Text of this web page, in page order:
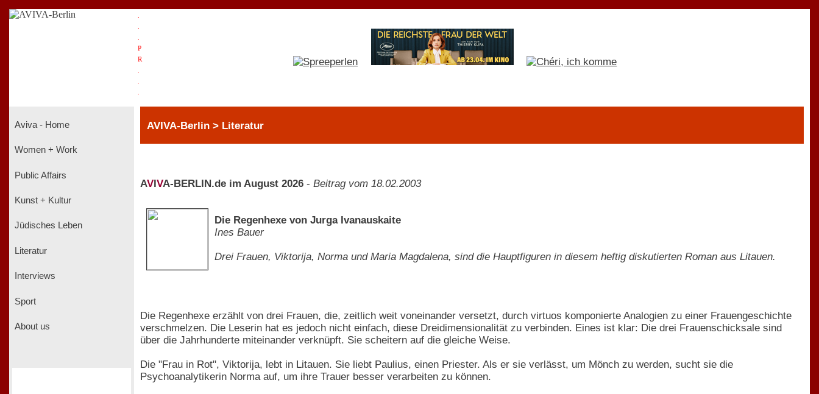
P
R
Aviva - Home
Women + Work
Public Affairs
Kunst + Kultur
Jüdisches Leben
Literatur
Interviews
Sport
About us
AVIVA-Berlin > Literatur
AV VA-BERLIN.de im August 2026 - Beitrag vom 18.02.2003
Die Regenhexe von Jurga Ivanauskaite
Ines Bauer
Drei Frauen, Viktorija, Norma und Maria Magdalena, sind die Hauptfiguren in diesem heftig diskutierten Roman aus Litauen.
Die Regenhexe erzählt von drei Frauen, die, zeitlich weit voneinander versetzt, durch virtuos komponierte Analogien zu einer Frauengeschichte
verschmelzen. Die Leserin hat es jedoch nicht einfach, diese Dreidimensionalität zu verbinden. Eines ist klar: Die drei Frauenschicksale sind
über die Jahrhunderte miteinander verknüpft. Sie scheitern auf die gleiche Weise.
Die "Frau in Rot", Viktorija, lebt in Litauen. Sie liebt Paulius, einen Priester. Als er sie verlässt, um Mönch zu werden, sucht sie die
Psychoanalytikerin Norma auf, um ihre Trauer besser verarbeiten zu können.